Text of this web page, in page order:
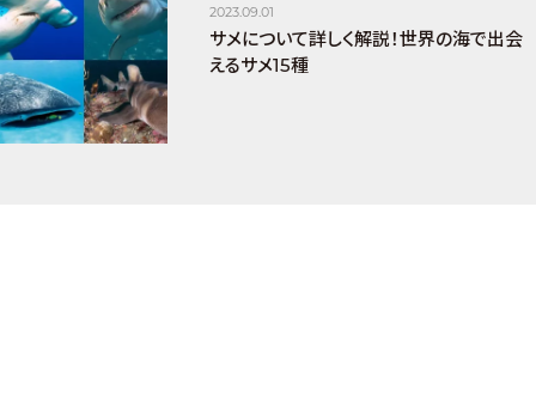
2023.09.01
サメについて詳しく解説！世界の海で出会
えるサメ15種